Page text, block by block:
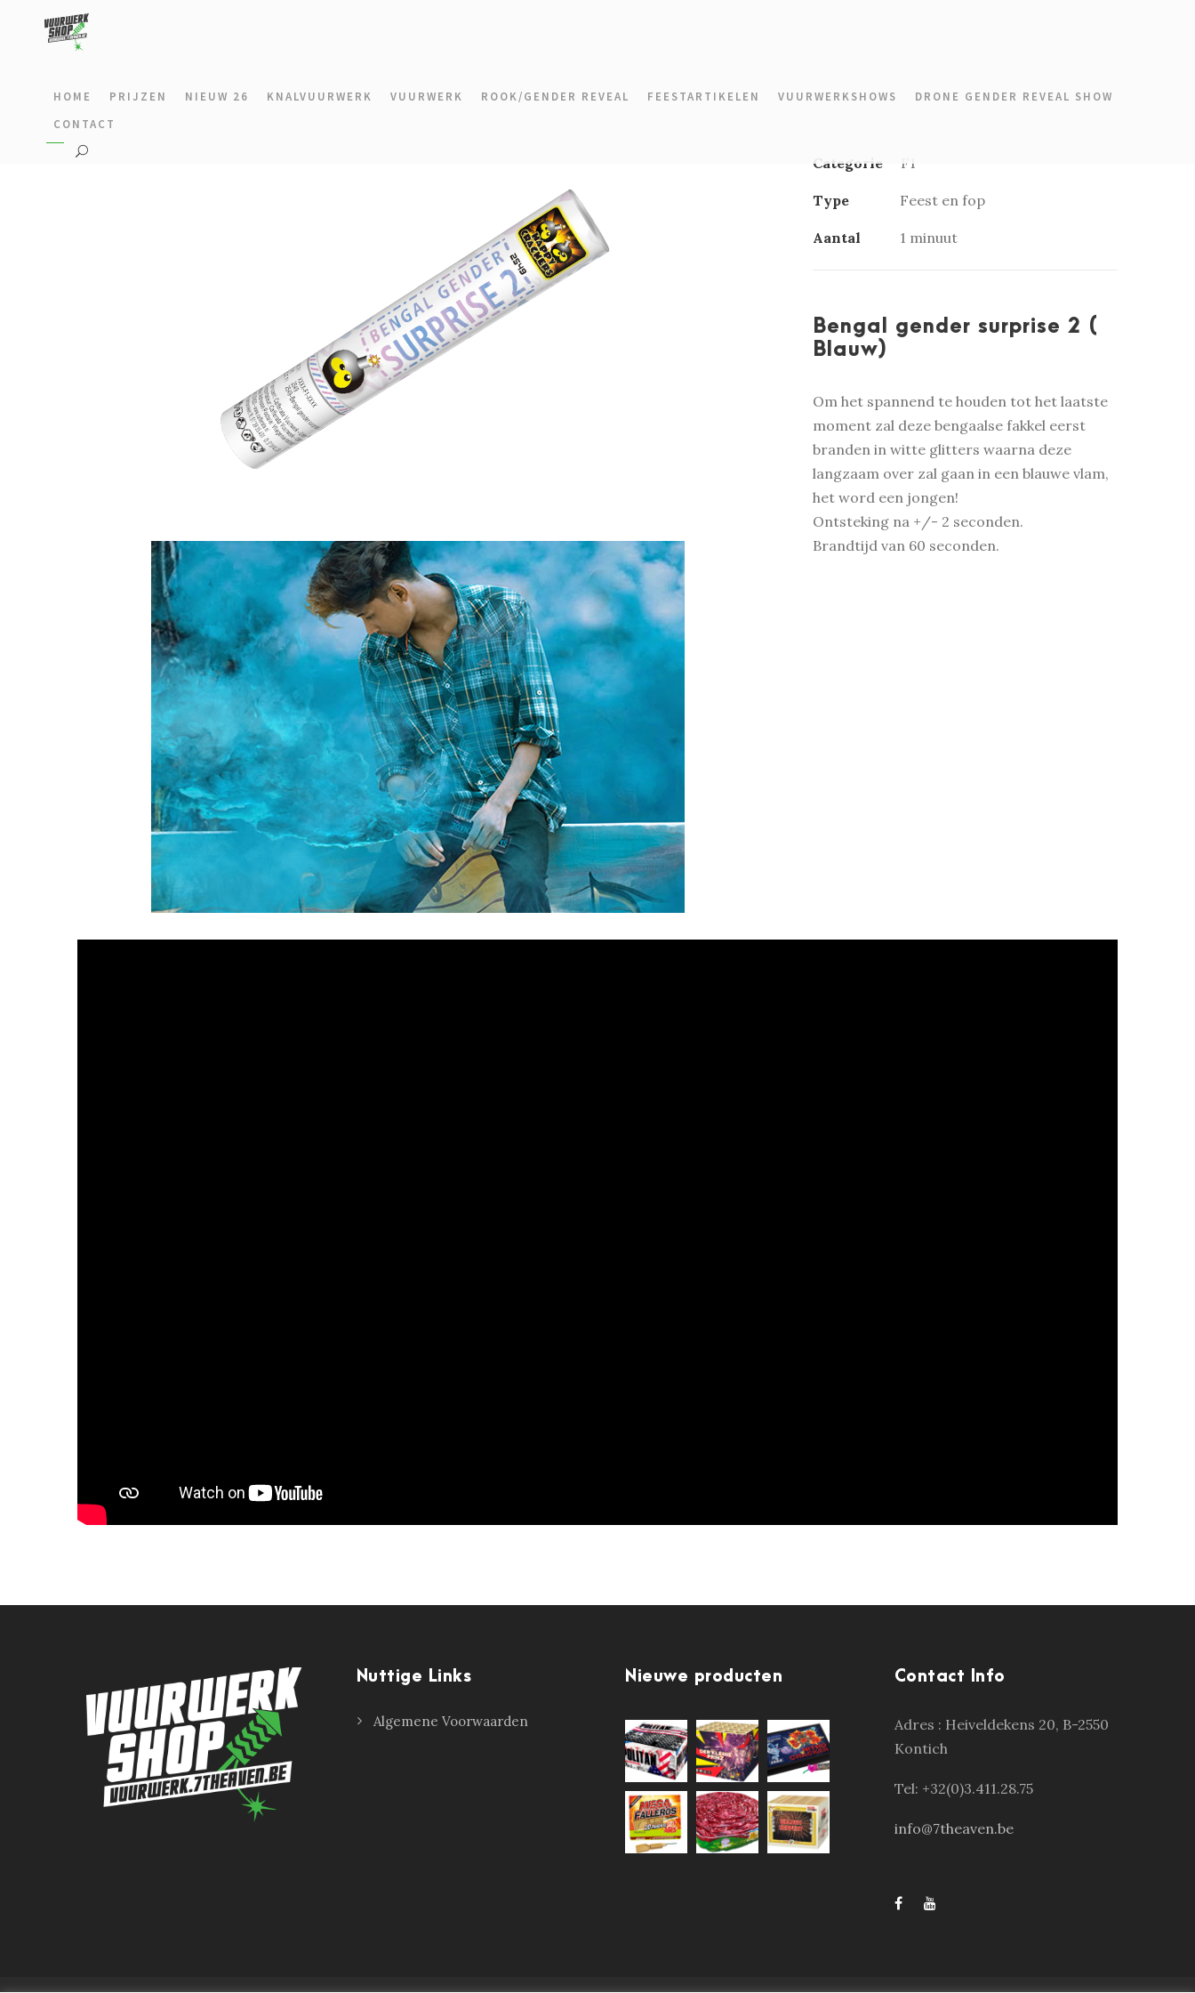
HOME PRIJZEN NIEUW 26 KNALVUURWERK VUURWERK ROOK/GENDER REVEAL FEESTARTIKELEN VUURWERKSHOWS
DRONE GENDER REVEAL SHOW
CONTACT
Categorie F1
Type Feest en fop
Aantal 1 minuut
Bengal gender surprise 2 (
Blauw)
Om het spannend te houden tot het laatste
moment zal deze bengaalse fakkel eerst
branden in witte glitters waarna deze
langzaam over zal gaan in een blauwe vlam,
het word een jongen!
Ontsteking na +/- 2 seconden.
Brandtijd van 60 seconden.
Nuttige Links
Algemene Voorwaarden
Nieuwe producten Contact Info
Adres : Heiveldekens 20, B-2550
Kontich
Tel: +32(0)3.411.28.75
info@7theaven.be